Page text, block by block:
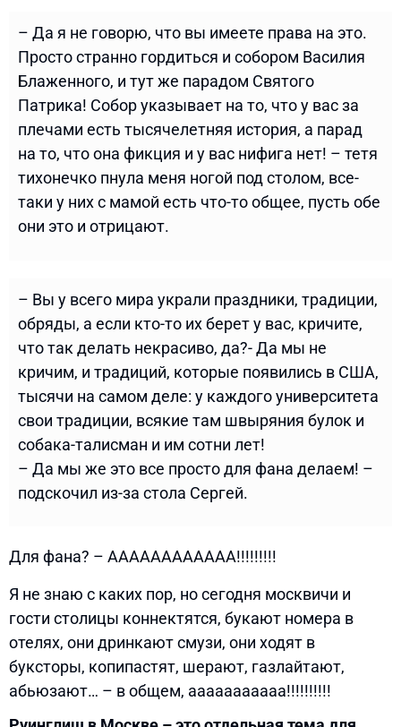
– Да я не говорю, что вы имеете права на это.
Просто странно гордиться и собором Василия
Блаженного, и тут же парадом Святого
Патрика! Собор указывает на то, что у вас за
плечами есть тысячелетняя история, а парад
на то, что она фикция и у вас нифига нет! – тетя
тихонечко пнула меня ногой под столом, все-
таки у них с мамой есть что-то общее, пусть обе
они это и отрицают.
– Вы у всего мира украли праздники, традиции,
обряды, а если кто-то их берет у вас, кричите,
что так делать некрасиво, да?- Да мы не
кричим, и традиций, которые появились в США,
тысячи на самом деле: у каждого университета
свои традиции, всякие там швыряния булок и
собака-талисман и им сотни лет!
– Да мы же это все просто для фана делаем! –
подскочил из-за стола Сергей.
Для фана? – АААААААААААА!!!!!!!!!
Я не знаю с каких пор, но сегодня москвичи и
гости столицы коннектятся, букают номера в
отелях, они дринкают смузи, они ходят в
буксторы, копипастят, шерают, газлайтают,
абьюзают… – в общем, ааааааааааа!!!!!!!!!!